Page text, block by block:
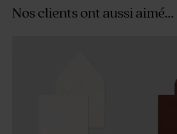
Nos clients ont aussi aimé...